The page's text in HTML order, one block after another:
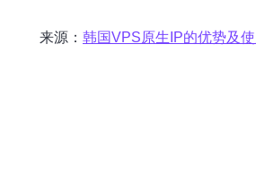
来源： 韩国VPS原生IP的优势及